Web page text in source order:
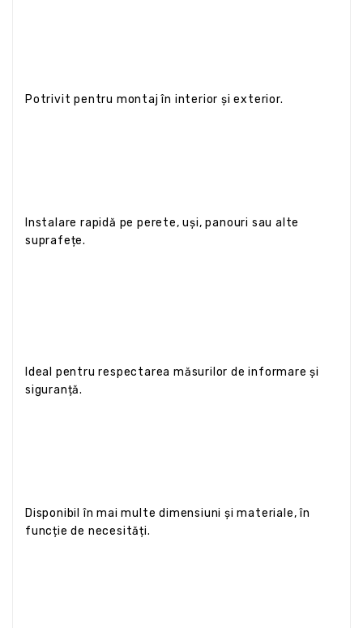
Potrivit pentru montaj în interior și exterior.
Instalare rapidă pe perete, uși, panouri sau alte
suprafețe.
Ideal pentru respectarea măsurilor de informare și
siguranță.
Disponibil în mai multe dimensiuni și materiale, în
funcție de necesități.